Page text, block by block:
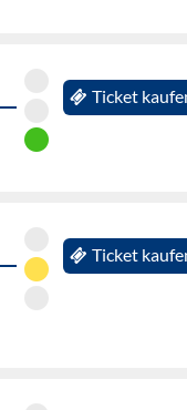
Ticket
Ticket